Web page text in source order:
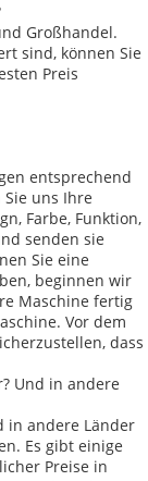
Großhandel.
sind, können Sie
Preis
entsprechend
uns Ihre
Farbe, Funktion,
senden sie
Sie eine
beginnen wir
Maschine fertig
Vor dem
dass
Und in andere
in andere Länder
Es gibt einige
Preise in